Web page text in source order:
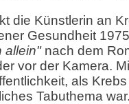
die Künstlerin an
Gesundheit
allein"nach dem
vor der Kamera.
als
Tabuthema